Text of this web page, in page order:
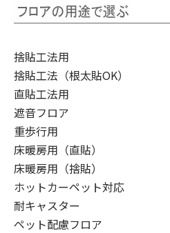
捨貼工法用
捨貼工法（根太貼OK）
直貼工法用
遮音フロア
重歩行用
床暖房用（直貼）
床暖房用（捨貼）
ホットカーペット対応
耐キャスター
ペット配慮フロア